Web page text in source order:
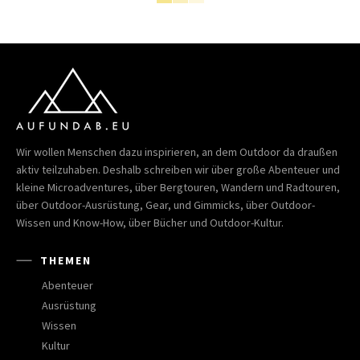
Wir wollen Menschen dazu inspirieren, an dem Outdoor da draußen
aktiv teilzuhaben. Deshalb schreiben wir über große Abenteuer und
kleine Microadventures, über Bergtouren, Wandern und Radtouren,
über Outdoor-Ausrüstung, Gear, und Gimmicks, über Outdoor-
Wissen und Know-How, über Bücher und Outdoor-Kultur.
THEMEN
Abenteuer
Ausrüstung
Wissen
Kultur